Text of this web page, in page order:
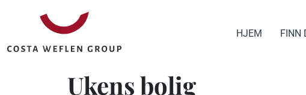
HJEM FINN
Ukens bolig